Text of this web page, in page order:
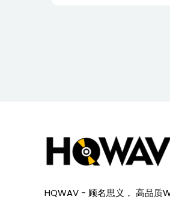
HQWAV - 顾名思义， 高品质